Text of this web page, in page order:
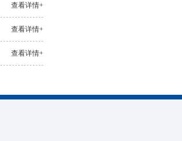
查看详情+
查看详情+
查看详情+